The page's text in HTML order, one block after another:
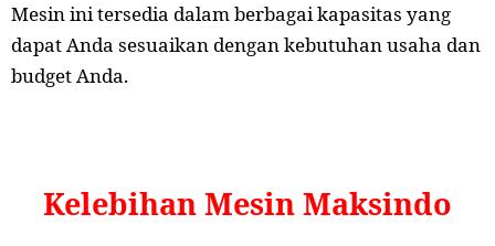
Mesin ini tersedia dalam berbagai kapasitas yang
dapat Anda sesuaikan dengan kebutuhan usaha dan
budget Anda.
Kelebihan Mesin Maksindo